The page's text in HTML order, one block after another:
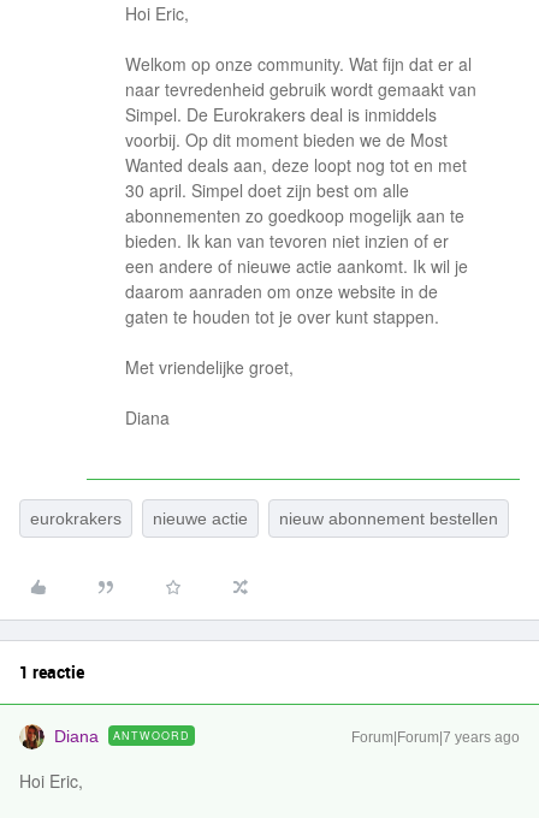
Hoi Eric,
Welkom op onze community. Wat fijn dat er al
naar tevredenheid gebruik wordt gemaakt van
Simpel. De Eurokrakers deal is inmiddels
voorbij. Op dit moment bieden we de Most
Wanted deals aan, deze loopt nog tot en met
30 april. Simpel doet zijn best om alle
abonnementen zo goedkoop mogelijk aan te
bieden. Ik kan van tevoren niet inzien of er
een andere of nieuwe actie aankomt. Ik wil je
daarom aanraden om onze website in de
gaten te houden tot je over kunt stappen.
Met vriendelijke groet,
Diana
eurokrakers nieuwe actie nieuw abonnement bestellen
1 reactie
Diana ANTWOORD Forum|Forum|7 years ago
Hoi Eric,